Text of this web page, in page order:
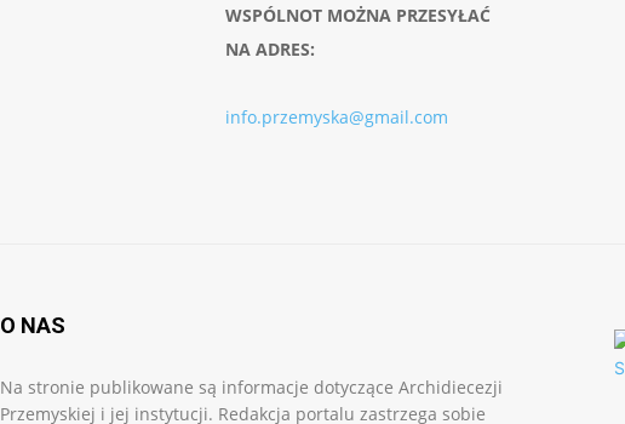
WSPÓLNOT MOŻNA PRZESYŁAĆ
NA ADRES:
info.przemyska@gmail.com
O NAS
Na stronie publikowane są informacje dotyczące Archidiecezji
Przemyskiej i jej instytucji. Redakcja portalu zastrzega sobie